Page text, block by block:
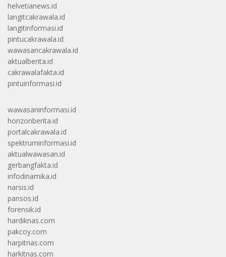
helvetianews.id
langitcakrawala.id
langitinformasi.id
pintucakrawala.id
wawasancakrawala.id
aktualberita.id
cakrawalafakta.id
pintuinformasi.id
wawasaninformasi.id
horizonberita.id
portalcakrawala.id
spektruminformasi.id
aktualwawasan.id
gerbangfakta.id
infodinamika.id
narsis.id
pansos.id
forensik.id
hardiknas.com
pakcoy.com
harpitnas.com
harkitnas.com